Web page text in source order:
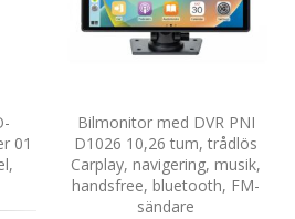
01
Bilmonitor med DVR PNI
D1026 10,26 tum, trådlös
Carplay, navigering, musik,
handsfree, bluetooth, FM-
sändare